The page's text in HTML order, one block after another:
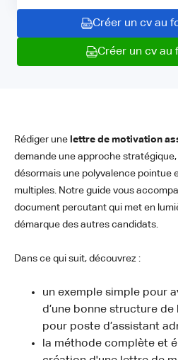
Créer un cv au
Créer un cv au
Rédiger une lettre de motivation
demande une approche
désormais une polyvalence pointue
multiples. Notre guide vous
document percutant qui met en
démarque des autres candidats.
Dans ce qui suit, découvrez :
un exemple simple pour
d’une bonne structure
pour poste d’assistant
la méthode complète et